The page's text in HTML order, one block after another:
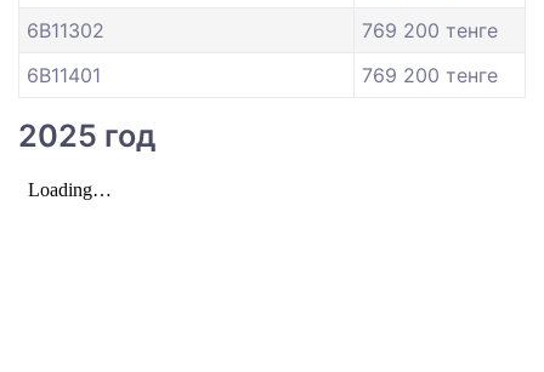
6B11302
769 200 тенге
6B11401
769 200 тенге
2025 год